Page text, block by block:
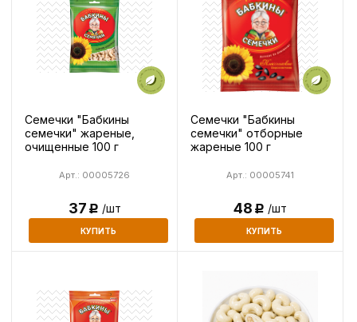
Семечки "Бабкины
семечки" жареные,
очищенные 100 г
Арт.: 00005726
37Р /шт
КУПИТЬ
Семечки "Бабкины
семечки" отборные
жареные 100 г
Арт.: 00005741
48Р /шт
КУПИТЬ